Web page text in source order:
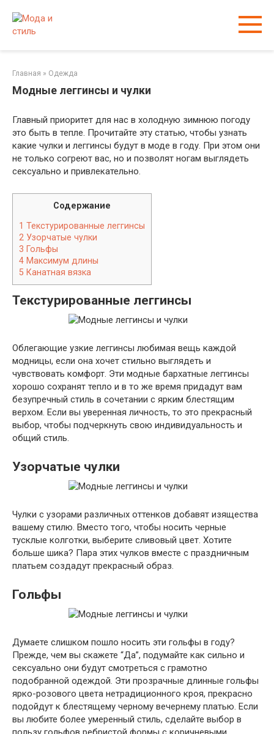
контенту
Главная » Одежда
Модные леггинсы и чулки
Главный приоритет для нас в холодную зимнюю погоду
это быть в тепле. Прочитайте эту статью, чтобы узнать
какие чулки и леггинсы будут в моде в году. При этом они
не только согреют вас, но и позволят ногам выглядеть
сексуально и привлекательно.
Содержание
1 Текстурированные леггинсы
2 Узорчатые чулки
3 Гольфы
4 Максимум длины
5 Канатная вязка
Текстурированные леггинсы
Облегающие узкие леггинсы любимая вещь каждой
модницы, если она хочет стильно выглядеть и
чувствовать комфорт. Эти модные бархатные леггинсы
хорошо сохранят тепло и в то же время придадут вам
безупречный стиль в сочетании с ярким блестящим
верхом. Если вы уверенная личность, то это прекрасный
выбор, чтобы подчеркнуть свою индивидуальность и
общий стиль.
Узорчатые чулки
Чулки с узорами различных оттенков добавят изящества
вашему стилю. Вместо того, чтобы носить черные
тусклые колготки, выберите сливовый цвет. Хотите
больше шика? Пара этих чулков вместе с праздничным
платьем создадут прекрасный образ.
Гольфы
Думаете слишком пошло носить эти гольфы в году?
Прежде, чем вы скажете “Да”, подумайте как сильно и
сексуально они будут смотреться с грамотно
подобранной одеждой. Эти прозрачные длинные гольфы
ярко-розового цвета нетрадиционного кроя, прекрасно
подойдут к блестящему черному вечернему платью. Если
вы любите более умеренный стиль, сделайте выбор в